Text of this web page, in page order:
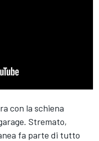
con la schiena
Stremato,
fa parte di tutto